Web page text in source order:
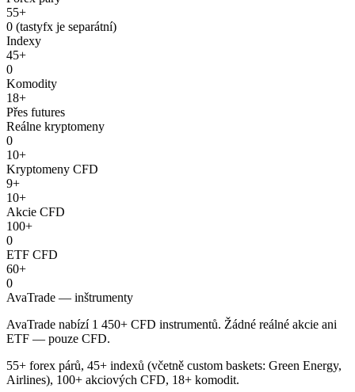
55+
0 (tastyfx je separátní)
Indexy
45+
0
Komodity
18+
Přes futures
Reálne kryptomeny
0
10+
Kryptomeny CFD
9+
10+
Akcie CFD
100+
0
ETF CFD
60+
0
AvaTrade — inštrumenty
AvaTrade nabízí 1 450+ CFD instrumentů. Žádné reálné akcie ani
ETF — pouze CFD.
55+ forex párů, 45+ indexů (včetně custom baskets: Green Energy,
Airlines), 100+ akciových CFD, 18+ komodit.